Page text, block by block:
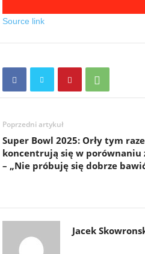
Source link
Poprzedni artykuł
Super Bowl 2025: Orły tym
koncentrują się w porównaniu
– „Nie próbuję się dobrze
Jacek